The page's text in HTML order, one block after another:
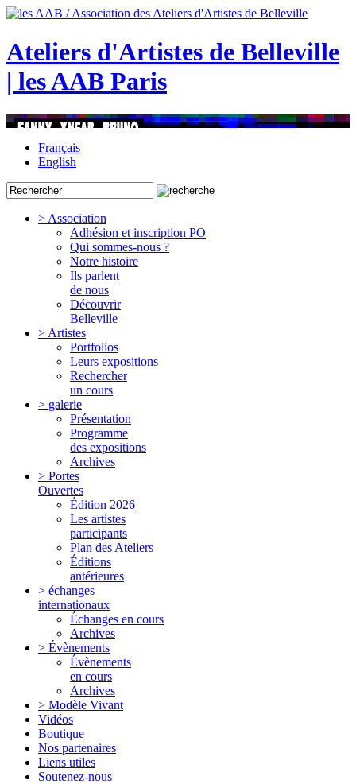
Ateliers d'Artistes de Belleville
| les AAB Paris
Français
English
> Association
Adhésion et inscription PO
Qui sommes-nous ?
Notre histoire
Ils parlent
de nous
Découvrir
Belleville
> Artistes
Portfolios
Leurs expositions
Rechercher
un cours
> galerie
Présentation
Programme
des expositions
Archives
> Portes
Ouvertes
Édition 2026
Les artistes
participants
Plan des Ateliers
Éditions
antérieures
> échanges
internationaux
Échanges en cours
Archives
> Évènements
Évènements
en cours
Archives
> Modèle Vivant
Vidéos
Boutique
Nos partenaires
Liens utiles
Soutenez-nous